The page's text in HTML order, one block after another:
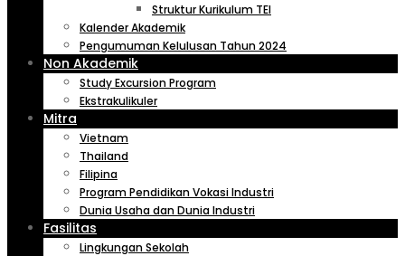
Struktur Kurikulum TEI
Kalender Akademik
Pengumuman Kelulusan Tahun 2024
Non Akademik
Study Excursion Program
Ekstrakulikuler
Mitra
Vietnam
Thailand
Filipina
Program Pendidikan Vokasi Industri
Dunia Usaha dan Dunia Industri
Fasilitas
Lingkungan Sekolah